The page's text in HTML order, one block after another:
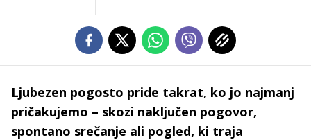
Ljubezen pogosto pride takrat, ko jo najmanj
pričakujemo – skozi naključen pogovor,
spontano srečanje ali pogled, ki traja